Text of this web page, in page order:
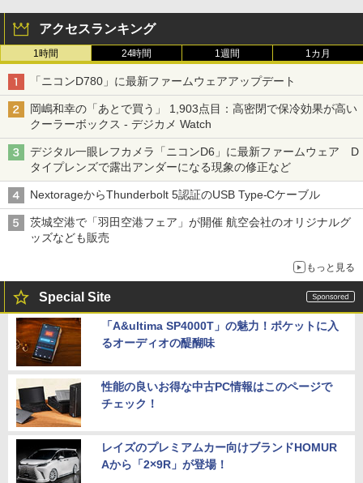
アクセスランキング
1時間 24時間 1週間 1カ月
「ニコンD780」に最新ファームウェアアップデート
岡嶋和幸の「あとで買う」 1,903点目：高密閉で保冷効果が高い
クーラーボックス - デジカメ Watch
デジタル一眼レフカメラ「ニコンD6」に最新ファームウェア D
タイプレンズで露出アンダーになる現象の修正など
NextorageからThunderbolt 5認証のUSB Type-Cケーブル
茨城空港で「羽田空港フェア」が開催 航空会社のオリジナルグ
ッズなども販売
もっと見る
Special Site
「A&ultima SP4000T」の魅力！ポケットに入
るオーディオの醍醐味
性能の良いお得な中古PC情報はこのページで
チェック！
レイズのプレミアムカー向けブランドHOMUR
Aから「2×9R」が登場！